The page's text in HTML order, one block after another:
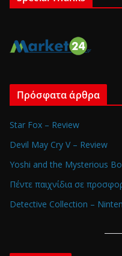
Πρόσφατα άρθρα
Star Fox – Review
Devil May Cry V – Review
Yoshi and the Mysterious
Πέντε παιχνίδια σε
Detective Collection –